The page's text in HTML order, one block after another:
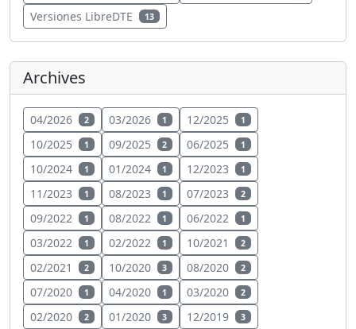
Versiones LibreDTE 13
Archives
04/2026 2 03/2026 1 12/2025 1
10/2025 1 09/2025 2 06/2025 1
10/2024 1 01/2024 1 12/2023 1
11/2023 1 08/2023 1 07/2023 2
09/2022 1 08/2022 1 06/2022 1
03/2022 1 02/2022 1 10/2021 2
02/2021 2 10/2020 3 08/2020 2
07/2020 1 04/2020 1 03/2020 2
02/2020 2 01/2020 3 12/2019 3